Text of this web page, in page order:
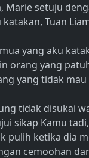
Marie setuju
Tuan
yang aku
orang yang
yang tidak
tidak disukai
sikap Kamu
pulih ketika dia
cemoohan